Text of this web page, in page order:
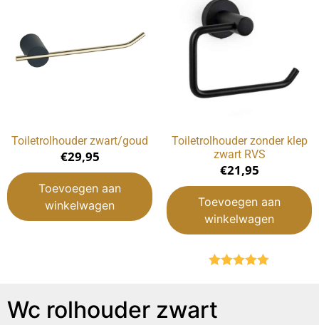
Toiletrolhouder zwart/goud
€29,95
Toevoegen aan
winkelwagen
Toiletrolhouder zonder klep
zwart RVS
€21,95
Toevoegen aan
winkelwagen
Wc rolhouder zwart